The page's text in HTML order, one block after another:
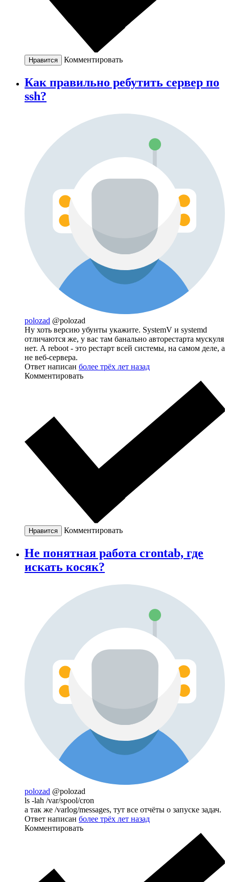
Нравится Комментировать
Как правильно ребутить сервер по
ssh?
polozad @polozad
Ну хоть версию убунты укажите. SystemV и systemd
отличаются же, у вас там банально авторестарта мускуля
нет. А reboot - это рестарт всей системы, на самом деле, а
не веб-сервера.
Ответ написан более трёх лет назад
Комментировать
Нравится Комментировать
Не понятная работа crontab, где
искать косяк?
polozad @polozad
ls -lah /var/spool/cron
а так же /varlog/messages, тут все отчёты о запуске задач.
Ответ написан более трёх лет назад
Комментировать